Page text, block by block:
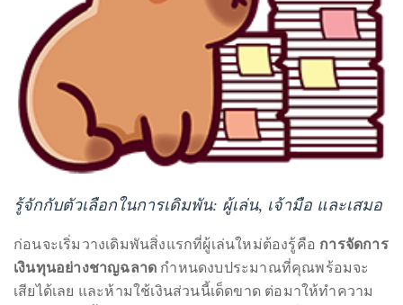
the
last
decade
and
a
half,
has
a
regular
contributor
รู้จักกับตัวเลือกในการเดิมพัน: ผู้เล่น, เจ้ามือ และเสมอ
ก่อนจะเริ่มวางเดิมพันสิ่งแรกที่ผู้เล่นใหม่ต้องรู้คือ การจัดการ
เงินทุนอย่างชาญฉลาด กำหนดงบประมาณที่คุณพร้อมจะ
เสียได้เลย และห้ามใช้เงินส่วนนี้เด็ดขาด ต่อมาให้ทำความ